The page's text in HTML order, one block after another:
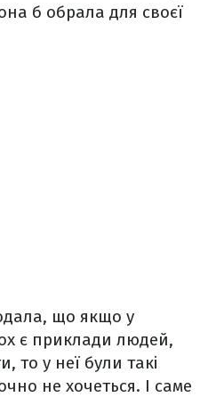
б обрала для своєї
що якщо у
є приклади людей,
то у неї були такі
не хочеться. І саме